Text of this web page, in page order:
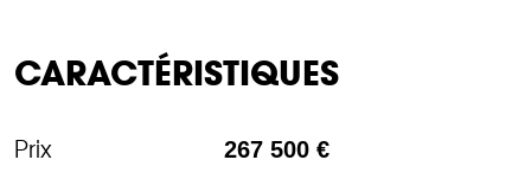
CARACTÉRISTIQUES
Prix 267 500 €